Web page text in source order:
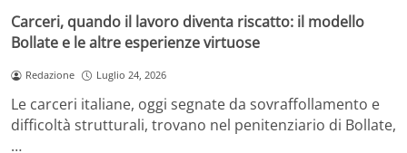
Carceri, quando il lavoro diventa riscatto: il modello
Bollate e le altre esperienze virtuose
Redazione Luglio 24, 2026
Le carceri italiane, oggi segnate da sovraffollamento e
difficoltà strutturali, trovano nel penitenziario di Bollate,
…